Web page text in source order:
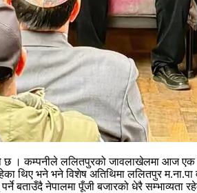
छ । कम्पनीले ललितपुरको जावलाखेलमा आज एक
थिए भने भने विशेष अतिथिमा ललितपुर
बताउँदै नेपालमा पूँजी बजारको धेरै